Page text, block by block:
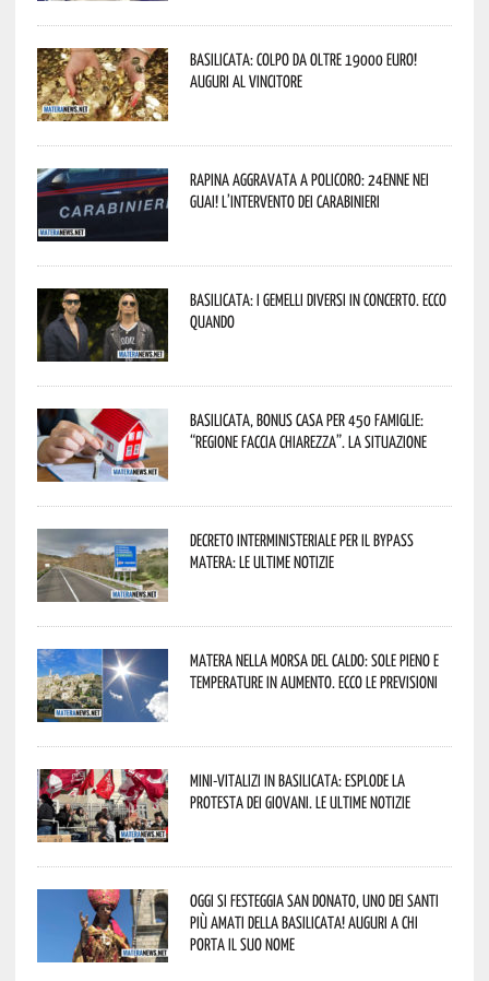
Basilicata: colpo da oltre 19000 Euro!
Auguri al vincitore
Rapina aggravata a Policoro: 24enne nei
guai! L’intervento dei Carabinieri
Basilicata: i Gemelli DiVersi in concerto. Ecco
quando
Basilicata, Bonus casa per 450 famiglie:
“Regione faccia chiarezza”. La situazione
Decreto interministeriale per il Bypass
Matera: le ultime notizie
Matera nella morsa del caldo: sole pieno e
temperature in aumento. Ecco le previsioni
Mini-vitalizi in Basilicata: esplode la
protesta dei giovani. Le ultime notizie
Oggi si festeggia San Donato, uno dei Santi
più amati della Basilicata! Auguri a chi
porta il suo nome